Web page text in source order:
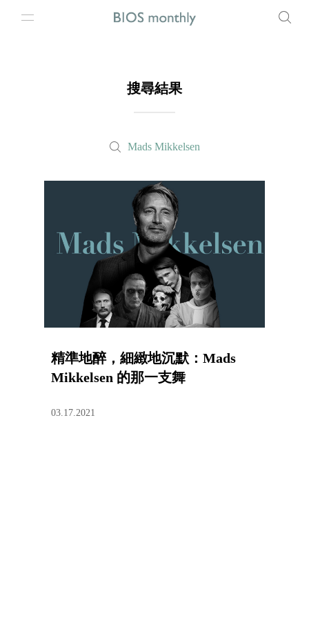
搜尋結果
Mads Mikkelsen
精準地醉，細緻地沉默：Mads
Mikkelsen 的那一支舞
03.17.2021